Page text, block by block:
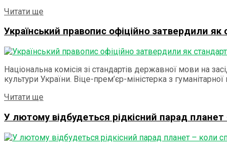
Читати ще
Український правопис офіційно затвердили
Національна комісія зі стандартів державної мови на
культури України. Віце-прем’єр-міністерка з
Читати ще
У лютому відбудеться рідкісний парад